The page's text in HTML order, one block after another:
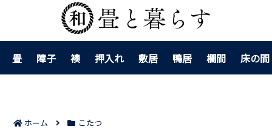
畳 障子 襖 押入れ 敷居 鴨居 欄間 床の間
ホーム こたつ